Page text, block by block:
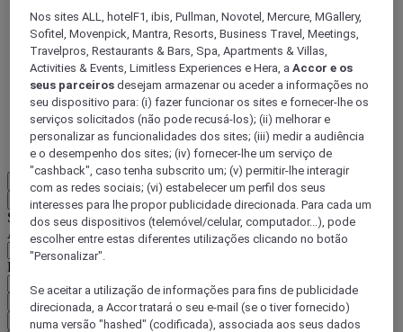
ALL Accor+ Voyager
15% de desconto durante todo o anonas suas
estadias em +30 marcas
DESCOBRIR
Mais
Voltar
Selecione o seu país e idioma abaixo
Área geográfica
País/região-idioma
Confirmar o meu país e idioma
EUR (€)
Nos sites ALL, hotelF1, ibis, Pullman, Novotel, Mercure, MGallery,
Sofitel, Movenpick, Mantra, Resorts, Business Travel, Meetings,
Travelpros, Restaurants & Bars, Spa, Apartments & Villas,
Activities & Events, Limitless Experiences e Hera, aAccor e os
seus parceiros desejam armazenar ou aceder a informações no
seu dispositivo para: (i) fazer funcionar os sites e fornecer-lhe os
serviços solicitados (não pode recusá-los); (ii) melhorar e
personalizar as funcionalidades dos sites; (iii) medir a audiência
e o desempenho dos sites; (iv) fornecer-lhe um serviço de
"cashback", caso tenha subscrito um; (v) permitir-lhe interagir
com as redes sociais; (vi) estabelecer um perfil dos seus
interesses para lhe propor publicidade direcionada. Para cada um
dos seus dispositivos (telemóvel/celular, computador...), pode
escolher entre estas diferentes utilizações clicando no botão
"Personalizar".
Se aceitar a utilização de informações para fins de publicidade
direcionada, a Accor tratará o seu e-mail (se o tiver fornecido)
numa versão "hashed" (codificada), associada aos seus dados